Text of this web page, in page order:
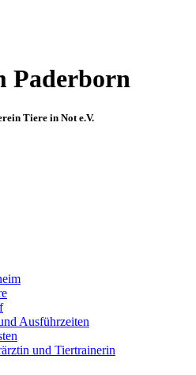
Paderborn
Tiere in Not e.V.
Ausführzeiten
und Tiertrainerin